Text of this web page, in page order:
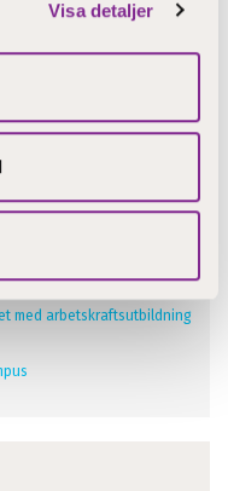
Visa detaljer
med arbetskraftsutbildning